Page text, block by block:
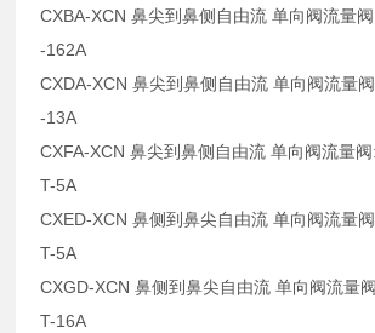
CXBA-XCN 鼻尖到鼻侧自由流 单向阀流量
-162A
CXDA-XCN 鼻尖到鼻侧自由流 单向阀流量
-13A
CXFA-XCN 鼻尖到鼻侧自由流 单向阀流量
T-5A
CXED-XCN 鼻侧到鼻尖自由流 单向阀流量
T-5A
CXGD-XCN 鼻侧到鼻尖自由流 单向阀流量
T-16A